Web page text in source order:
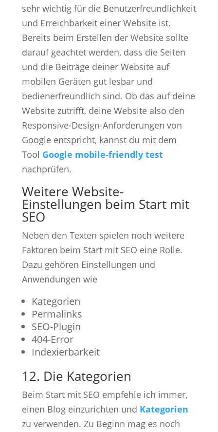
sehr wichtig für die Benutzerfreundlichkeit
und Erreichbarkeit einer Website ist.
Bereits beim Erstellen der Website sollte
darauf geachtet werden, dass die Seiten
und die Beiträge deiner Website auf
mobilen Geräten gut lesbar und
bedienerfreundlich sind. Ob das auf deine
Website zutrifft, deine Website also den
Responsive-Design-Anforderungen von
Google entspricht, kannst du mit dem
Tool Google mobile-friendly test
nachprüfen.
Weitere Website-
Einstellungen beim Start mit
SEO
Neben den Texten spielen noch weitere
Faktoren beim Start mit SEO eine Rolle.
Dazu gehören Einstellungen und
Anwendungen wie
Kategorien
Permalinks
SEO-Plugin
404-Error
Indexierbarkeit
12. Die Kategorien
Beim Start mit SEO empfehle ich immer,
einen Blog einzurichten und Kategorien
zu verwenden. Zu Beginn mag es noch